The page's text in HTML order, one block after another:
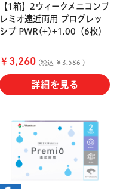
【1箱】2ウィークメニコンプ
レミオ遠近両用 プログレッ
シブ PWR(+)+1.00（6枚）
￥ 3,260(税込 ￥3,586 )
詳細を見る